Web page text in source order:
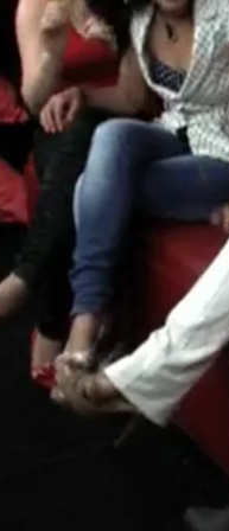
18:27
ni dos minutos y
sin embargo
que tampoco